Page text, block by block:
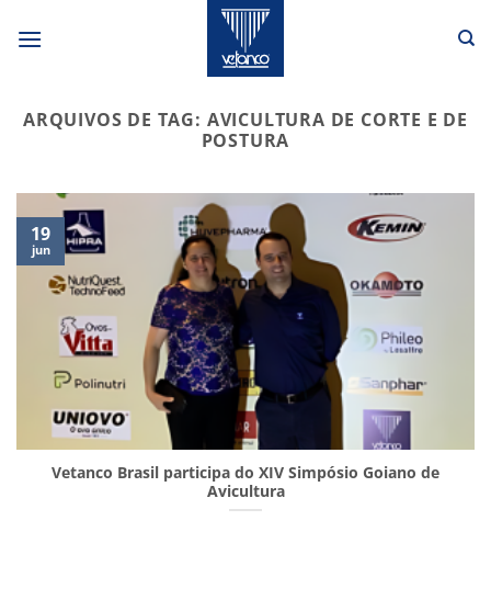
ARQUIVOS DE TAG: AVICULTURA DE CORTE E DE
POSTURA
Vetanco Brasil participa do XIV Simpósio Goiano de
Avicultura
19
jun